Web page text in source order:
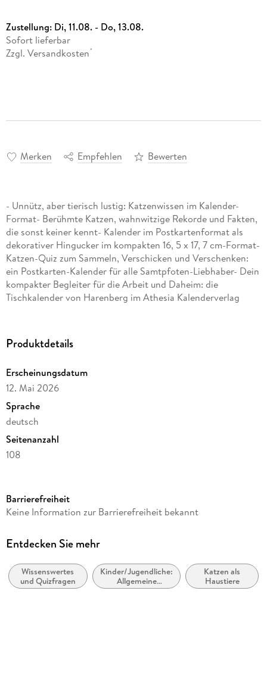
Zustellung: Di, 11.08. - Do, 13.08.
Sofort lieferbar
Zzgl. Versandkosten *
Merken Empfehlen Bewerten
- Unnütz, aber tierisch lustig: Katzenwissen im Kalender-
Format- Berühmte Katzen, wahnwitzige Rekorde und Fakten,
die sonst keiner kennt- Kalender im Postkartenformat als
dekorativer Hingucker im kompakten 16, 5 x 17, 7 cm-Format-
Katzen-Quiz zum Sammeln, Verschicken und Verschenken:
ein Postkarten-Kalender für alle Samtpfoten-Liebhaber- Dein
kompakter Begleiter für die Arbeit und Daheim: die
Tischkalender von Harenberg im Athesia Kalenderverlag
Produktdetails
Erscheinungsdatum
12. Mai 2026
Sprache
deutsch
Seitenanzahl
108
Autor/Autorin
Verlag/Hersteller
Produktart
Kalender
Barrierefreiheit
Keine Information zur Barrierefreiheit bekannt
Entdecken Sie mehr
Wissenswertes
und Quizfragen
Kinder/Jugendliche:
Allgemeine
Interessen: Katzen,
Katzen als
Haustiere